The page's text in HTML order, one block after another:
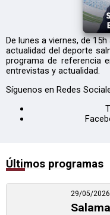
De lunes a viernes, de
actualidad del deporte
programa de referencia
entrevistas y actualidad.
Síguenos en Redes
Últimos programas
29/05/2026